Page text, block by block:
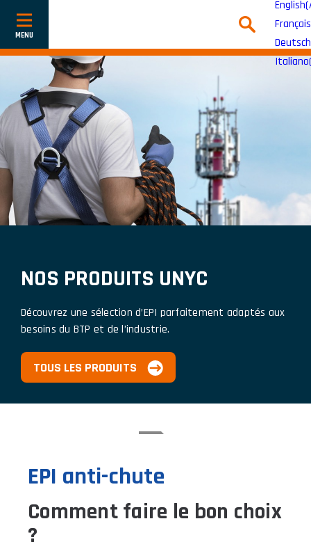
Afficher
ou
navigation
English(
Français
Deutsch
Italiano
NOS PRODUITS UNYC
Découvrez une sélection d’EPI parfaitement adaptés aux
besoins du BTP et de l’industrie.
TOUS LES PRODUITS
EPI anti-chute
Comment faire le bon choix
?